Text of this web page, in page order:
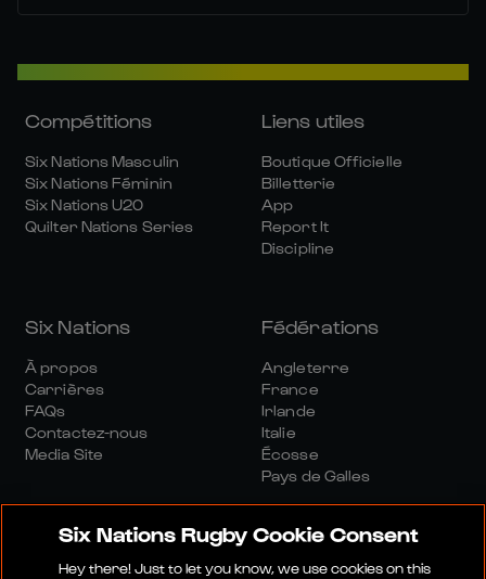
Compétitions
Six Nations Masculin
Six Nations Féminin
Six Nations U20
Quilter Nations Series
Liens utiles
Boutique Officielle
Billetterie
App
Report It
Discipline
Six Nations
À propos
Carrières
FAQs
Contactez-nous
Media Site
Fédérations
Angleterre
France
Irlande
Italie
Écosse
Pays de Galles
Six Nations Rugby Cookie Consent
Hey there! Just to let you know, we use cookies on this